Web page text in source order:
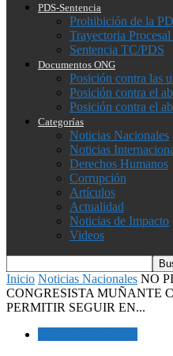
PDS-Sentencia
Prohibición de la
Trayectoria
Sentencia TC/PDS
Documentos ONG
Posición contra las
Posición contra el
Posición contra el
Categorías
Noticias Nacionales
Noticias
Derechos Humanos
Corrupción
Artículos
Actualidad
Noticias de Impacto
Videos
Inicio Noticias Nacionales NO
CONGRESISTA MUÑANTE
PERMITIR SEGUIR EN...